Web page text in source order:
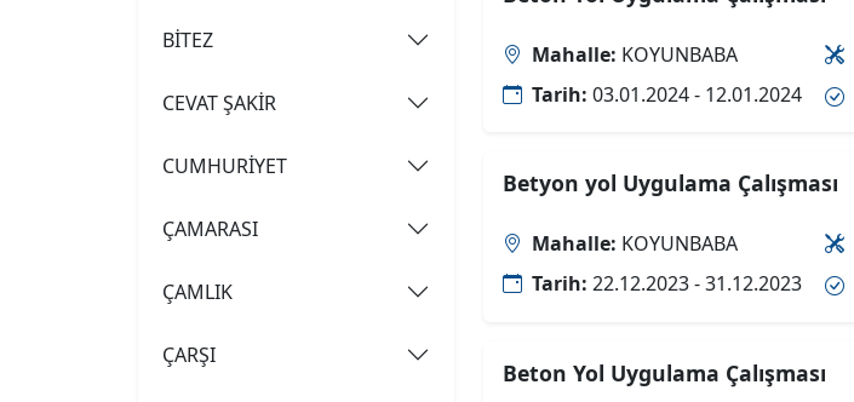
BİTEZ
CEVAT ŞAKİR
CUMHURİYET
ÇAMARASI
ÇAMLIK
ÇARŞI
Mahalle: KOYUNBABA
Tarih: 03.01.2024 - 12.01.2024
Betyon yol Uygulama Çalışması
Mahalle: KOYUNBABA
Tarih: 22.12.2023 - 31.12.2023
Beton Yol Uygulama Çalışması